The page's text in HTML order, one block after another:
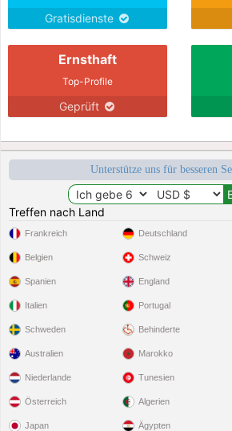
Gratisdienste
Ernsthaft
Top-Profile
Geprüft
Unterstütze uns für besseren
Treffen nach Land
Frankreich
Belgien
Spanien
Italien
Schweden
Deutschland
Schweiz
England
Portugal
Behinderte
Australien
Niederlande
Österreich
Japan
Marokko
Tunesien
Algerien
Ägypten